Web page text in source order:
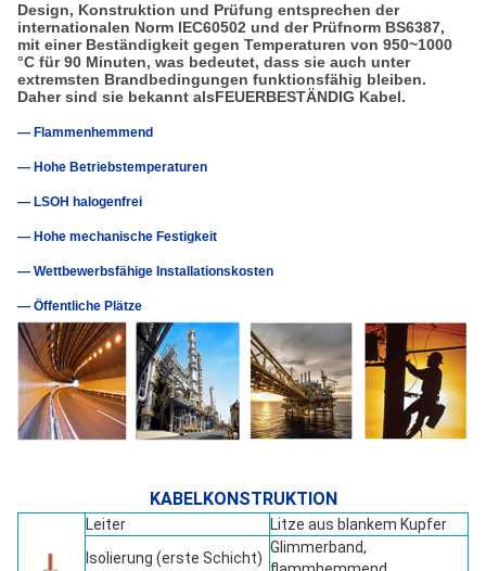
Design, Konstruktion und Prüfung entsprechen der
internationalen Norm IEC60502 und der Prüfnorm BS6387,
mit einer Beständigkeit gegen Temperaturen von 950~1000
°C für 90 Minuten, was bedeutet, dass sie auch unter
extremsten Brandbedingungen funktionsfähig bleiben.
Daher sind sie bekannt alsFEUERBESTÄNDIG Kabel.
— Flammenhemmend
— Hohe Betriebstemperaturen
— LSOH halogenfrei
— Hohe mechanische Festigkeit
— Wettbewerbsfähige Installationskosten
— Öffentliche Plätze
KABELKONSTRUKTION
Leiter
Litze aus blankem Kupfer
Isolierung (erste Schicht)
Glimmerband,